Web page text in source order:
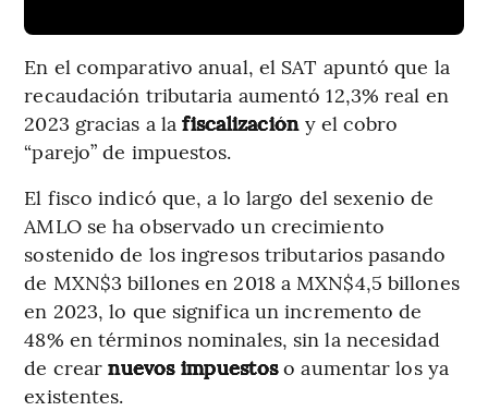
En el comparativo anual, el SAT apuntó que la
recaudación tributaria aumentó 12,3% real en
2023 gracias a la fiscalizacióny el cobro
“parejo” de impuestos.
El fisco indicó que, a lo largo del sexenio de
AMLO se ha observado un crecimiento
sostenido de los ingresos tributarios pasando
de MXN$3 billones en 2018 a MXN$4,5 billones
en 2023, lo que significa un incremento de
48% en términos nominales, sin la necesidad
de crearnuevos impuestoso aumentar los ya
existentes.